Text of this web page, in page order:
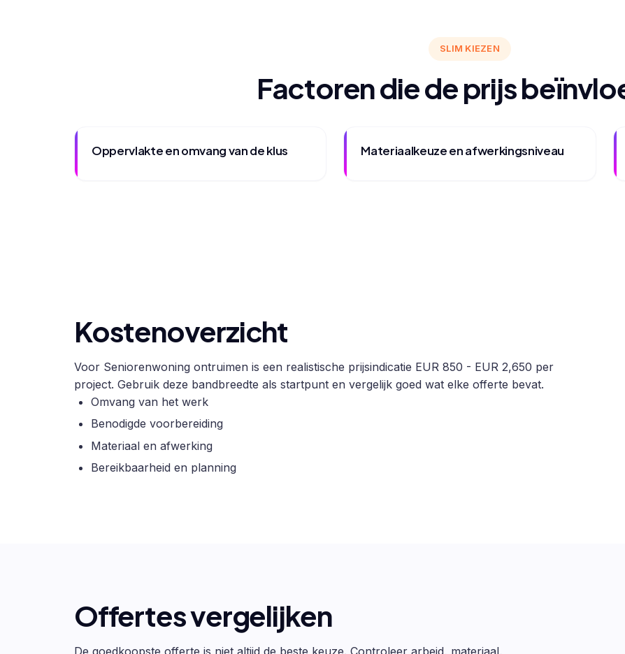
SLIM KIEZEN
Factoren die de prijs
Oppervlakte en omvang van de klus Materiaalkeuze en afwerkingsniveau
Kostenoverzicht
Voor Seniorenwoning ontruimen is een realistische prijsindicatie EUR 850 - EUR 2,650 per
project. Gebruik deze bandbreedte als startpunt en vergelijk goed wat elke offerte bevat.
Omvang van het werk
Benodigde voorbereiding
Materiaal en afwerking
Bereikbaarheid en planning
Offertes vergelijken